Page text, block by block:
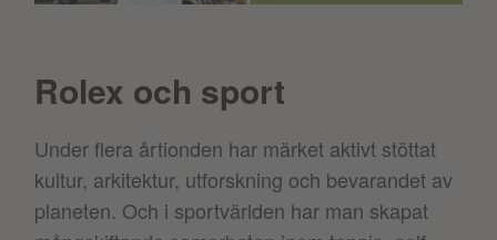
Rolex och sport
Under flera årtionden har märket aktivt stöttat
kultur, arkitektur, utforskning och bevarandet av
planeten. Och i sportvärlden har man skapat